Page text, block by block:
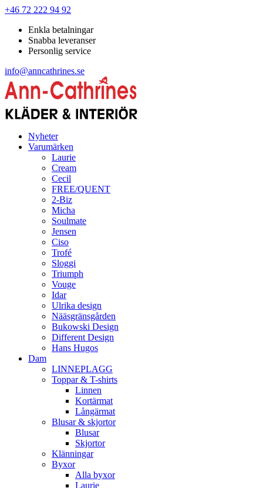
+46 72 222 94 92
Enkla betalningar
Snabba leveranser
Personlig service
info@anncathrines.se
Nyheter
Varumärken
Laurie
Cream
Cecil
FREE/QUENT
2-Biz
Micha
Soulmate
Jensen
Ciso
Trofé
Sloggi
Triumph
Vouge
Idar
Ulrika design
Nääsgränsgården
Bukowski Design
Different Design
Hans Hugos
Dam
LINNEPLAGG
Toppar & T-shirts
Linnen
Kortärmat
Långärmat
Blusar & skjortor
Blusar
Skjortor
Klänningar
Byxor
Alla byxor
Laurie